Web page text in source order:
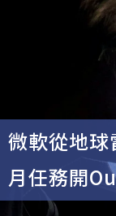
微軟從地球
月任務開